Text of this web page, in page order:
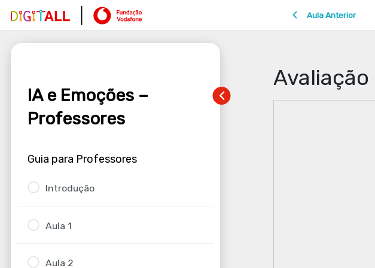
IA e Emoções –
Professores
Guia para Professores
Introdução
Aula 1
Aula 2
Aula Anterior
Avaliação